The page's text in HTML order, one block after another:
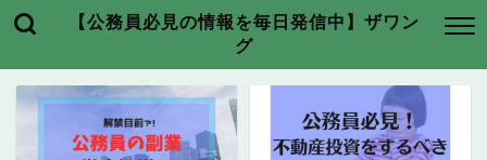
【公務員必見の情報を毎日発信中】ザワン
グ